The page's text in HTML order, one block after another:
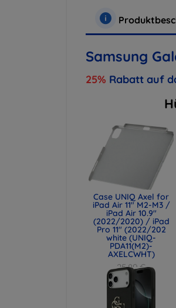
Samsung
25% Rabatt auf
Case UNIQ Axel for
iPad Air 11" M2-M3 /
iPad Air 10.9"
(2022/2020) / iPad
Pro 11" (2022/202
white (UNIQ-
PDA11(M2)-
AXELCWHT)
25,89 €
19,42 €